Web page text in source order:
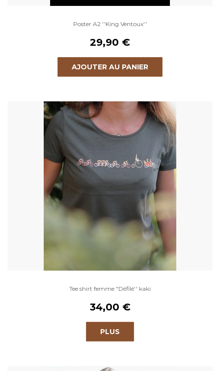
Poster A2 ''King Ventoux''
29,90 €
AJOUTER AU PANIER
Tee shirt femme "Défilé'' kaki
34,00 €
PLUS